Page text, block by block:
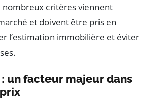
nombreux critères viennent
et doivent être pris en
l’estimation immobilière et éviter
: un facteur majeur dans